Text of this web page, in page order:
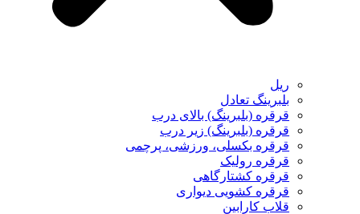
ریل
بلبرینگ تعادل
قرقره (بلبرینگ) بالای درب
قرقره (بلبرینگ) زیر درب
قرقره بکسلی، ورزشی، پرچمی
قرقره رولیک
قرقره کشتارگاهی
قرقره کشویی دیواری
قلاب کارابین